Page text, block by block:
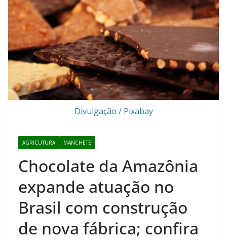
Divulgação / Pixabay
AGRICUTURA MANCHETE
Chocolate da Amazônia
expande atuação no
Brasil com construção
de nova fábrica; confira